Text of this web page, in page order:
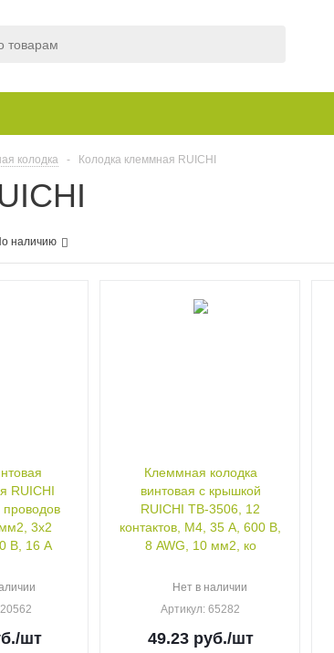
колодка - Колодка клеммная RUICHI
наличию
RUICHI
3x2
В, 16 А
/шт
Клеммная колодка
винтовая с крышкой
RUICHI TB-3506, 12
контактов, М4, 35 А, 600 В,
8 AWG, 10 мм2, ко
Нет в наличии
Артикул: 65282
49.23руб./шт